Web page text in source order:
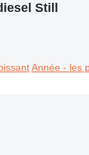
Still
Année - les